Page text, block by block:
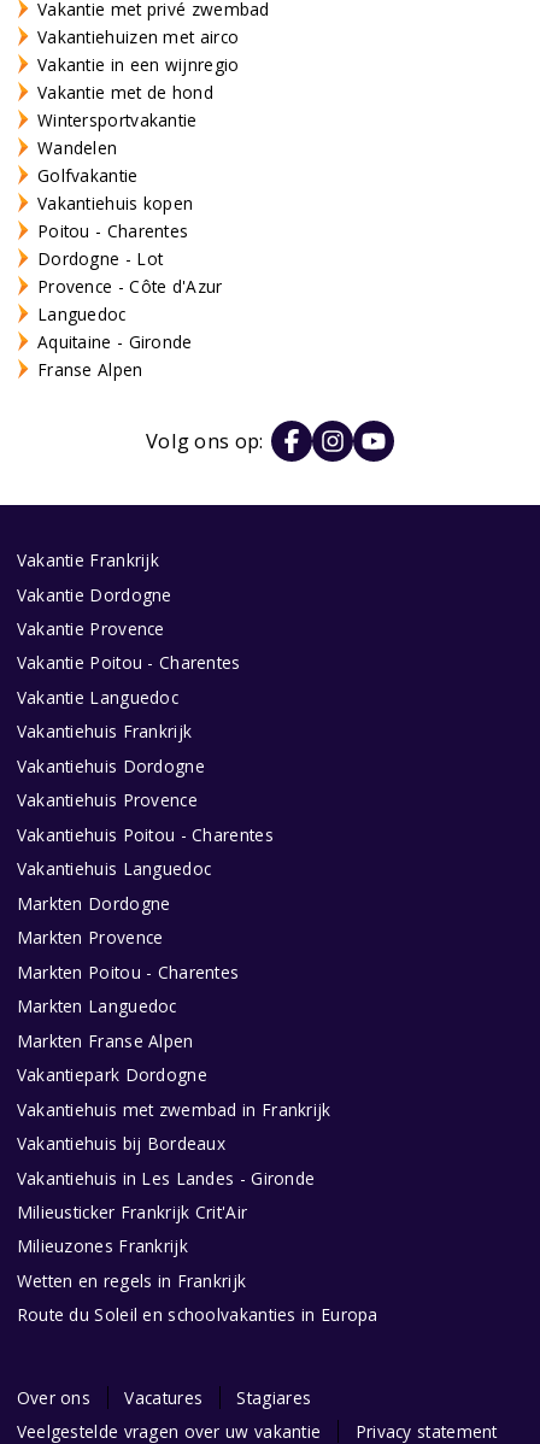
Vakantie met privé zwembad
Vakantiehuizen met airco
Vakantie in een wijnregio
Vakantie met de hond
Wintersportvakantie
Wandelen
Golfvakantie
Vakantiehuis kopen
Poitou - Charentes
Dordogne - Lot
Provence - Côte d'Azur
Languedoc
Aquitaine - Gironde
Franse Alpen
Volg ons op:
Vakantie Frankrijk
Vakantie Dordogne
Vakantie Provence
Vakantie Poitou - Charentes
Vakantie Languedoc
Vakantiehuis Frankrijk
Vakantiehuis Dordogne
Vakantiehuis Provence
Vakantiehuis Poitou - Charentes
Vakantiehuis Languedoc
Markten Dordogne
Markten Provence
Markten Poitou - Charentes
Markten Languedoc
Markten Franse Alpen
Vakantiepark Dordogne
Vakantiehuis met zwembad in Frankrijk
Vakantiehuis bij Bordeaux
Vakantiehuis in Les Landes - Gironde
Milieusticker Frankrijk Crit'Air
Milieuzones Frankrijk
Wetten en regels in Frankrijk
Route du Soleil en schoolvakanties in Europa
Over ons Vacatures
Stagiares
Veelgestelde vragen over uw vakantie
Privacy statement